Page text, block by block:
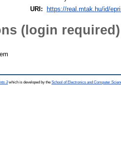
URI:
https://real.mtak.hu/id/
(login required)
3which is developed by the School of Electronics and Computer